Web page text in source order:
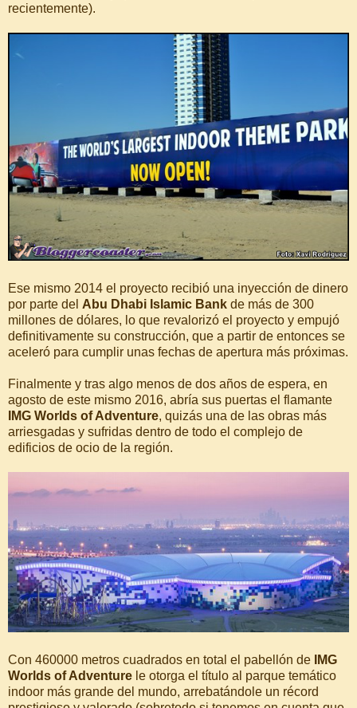
recientemente).
Ese mismo 2014 el proyecto recibió una inyección de dinero
por parte del Abu Dhabi Islamic Bank de más de 300
millones de dólares, lo que revalorizó el proyecto y empujó
definitivamente su construcción, que a partir de entonces se
aceleró para cumplir unas fechas de apertura más próximas.
Finalmente y tras algo menos de dos años de espera, en
agosto de este mismo 2016, abría sus puertas el flamante
IMG Worlds of Adventure, quizás una de las obras más
arriesgadas y sufridas dentro de todo el complejo de
edificios de ocio de la región.
Con 460000 metros cuadrados en total el pabellón de
IMG
Worlds of Adventure le otorga el título al parque temático
indoor más grande del mundo, arrebatándole un récord